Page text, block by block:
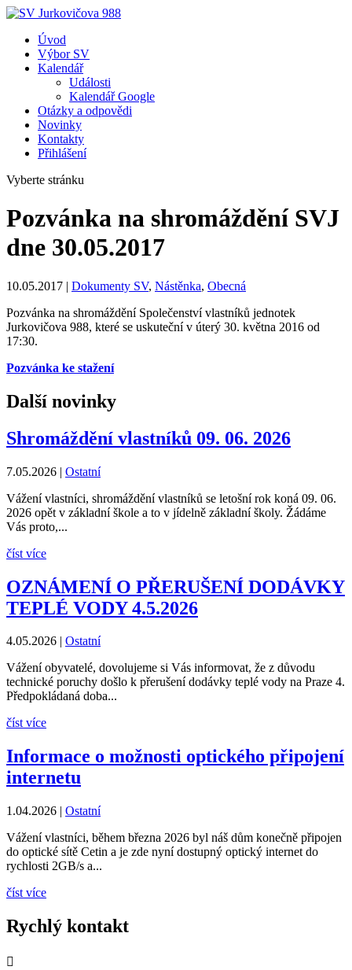
Úvod
Výbor SV
Kalendář
Události
Kalendář Google
Otázky a odpovědi
Novinky
Kontakty
Přihlášení
Vyberte stránku
Pozvánka na shromáždění SVJ
dne 30.05.2017
10.05.2017 | Dokumenty SV, Nástěnka, Obecná
Pozvánka na shromáždění Společenství vlastníků jednotek
Jurkovičova 988, které se uskuteční v úterý 30. května 2016 od
17:30.
Pozvánka ke stažení
Další novinky
Shromáždění vlastníků 09. 06. 2026
7.05.2026 | Ostatní
Vážení vlastníci, shromáždění vlastníků se letošní rok koná 09. 06.
2026 opět v základní škole a to v jídelně základní školy. Žádáme
Vás proto,...
číst více
OZNÁMENÍ O PŘERUŠENÍ DODÁVKY
TEPLÉ VODY 4.5.2026
4.05.2026 | Ostatní
Vážení obyvatelé, dovolujeme si Vás informovat, že z důvodu
technické poruchy došlo k přerušení dodávky teplé vody na Praze 4.
Předpokládaná doba...
číst více
Informace o možnosti optického připojení
internetu
1.04.2026 | Ostatní
Vážení vlastníci, během března 2026 byl náš dům konečně připojen
do optické sítě Cetin a je zde nyní dostupný optický internet do
rychlosti 2GB/s a...
číst více
Rychlý kontakt
